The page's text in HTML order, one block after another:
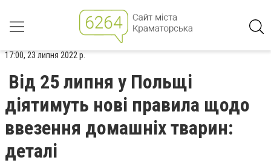
17:00, 23 липня 2022 р.
Від 25 липня у Польщі
діятимуть нові правила щодо
ввезення домашніх тварин:
деталі